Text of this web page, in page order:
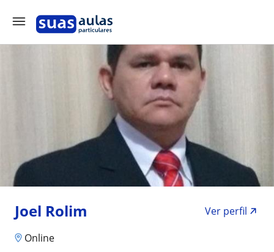
Joel Rolim
Ver perfil
Online